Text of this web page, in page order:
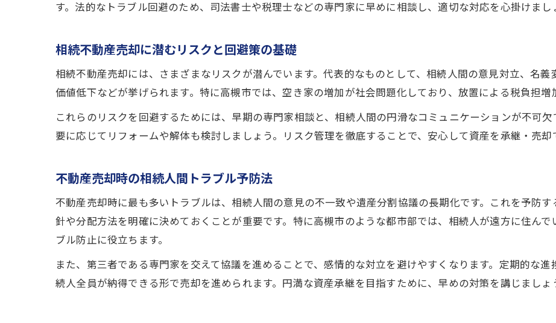
地域特性を活かす不動産売却のポイント
法改正を踏まえた不動産売却手続きの注意点
高槻市不動産売却で変わる主な制度解説
名義変更や登記で押さえるべき新ルール
法改正時に専門家へ相談するメリット
す。法的なトラブル回避のため、司法書士や税理士などの専門家に早めに相談し、適切な対応を心掛けまし
相続不動産売却に潜むリスクと回避策の基礎
相続不動産売却には、さまざまなリスクが潜んでいます。代表的なものとして、相続人間の意見対立、名
価値低下などが挙げられます。特に高槻市では、空き家の増加が社会問題化しており、放置による税負担増
これらのリスクを回避するためには、早期の専門家相談と、相続人間の円滑なコミュニケーションが不可
要に応じてリフォームや解体も検討しましょう。リスク管理を徹底することで、安心して資産を承継・売却
不動産売却時の相続人間トラブル予防法
不動産売却時に最も多いトラブルは、相続人間の意見の不一致や遺産分割協議の長期化です。これを予防
針や分配方法を明確に決めておくことが重要です。特に高槻市のような都市部では、相続人が遠方に住ん
ブル防止に役立ちます。
また、第三者である専門家を交えて協議を進めることで、感情的な対立を避けやすくなります。定期的な
続人全員が納得できる形で売却を進められます。円満な資産承継を目指すために、早めの対策を講じましょ